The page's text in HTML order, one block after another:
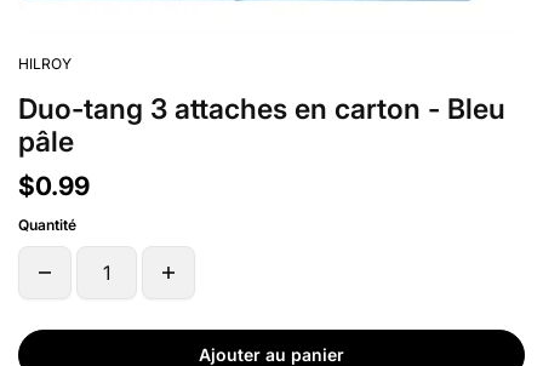
HILROY
Duo-tang 3 attaches en carton - Bleu
pâle
$0.99
Quantité
Ajouter au panier